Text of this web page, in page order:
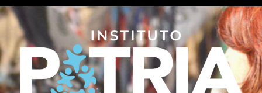
Skip
to
content